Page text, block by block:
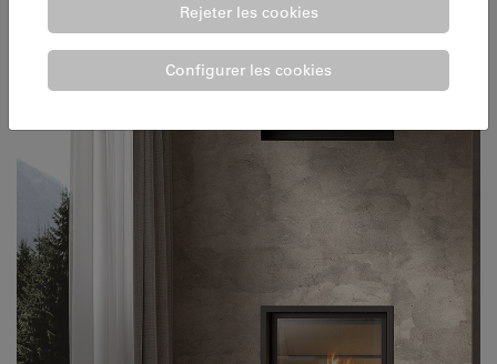
FOYERS
Rejeter les cookies
Configurer les cookies